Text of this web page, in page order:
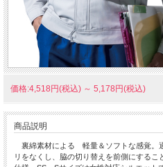
価格:4,518円(税込) ～ 5,178円(税込)
商品説明
裏綿素材による 軽量＆ソフトな感覚。
リをなくし、脇の切り替えを前側にする